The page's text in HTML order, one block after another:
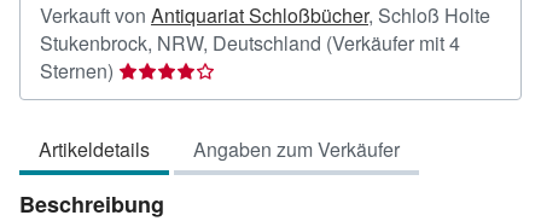
Verkauft von Antiquariat Schloßbücher, Schloß Holte
Stukenbrock, NRW, Deutschland (Verkäufer mit 4
Sternen) Verkäuferbewertung
4
5
Sternen
Artikeldetails Angaben zum Verkäufer
Beschreibung